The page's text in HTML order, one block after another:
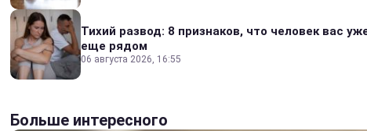
Тихий развод: 8 признаков, что человек вас
еще рядом
06 августа 2026, 16:55
Больше интересного